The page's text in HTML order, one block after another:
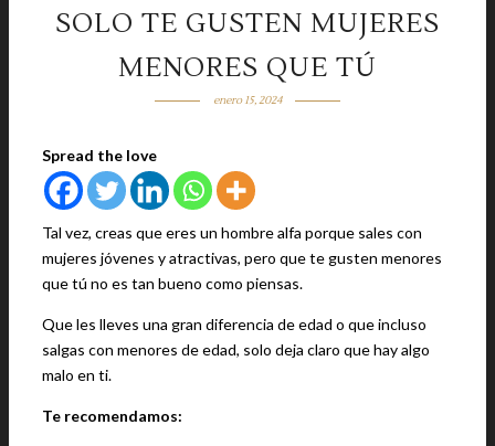
SOLO TE GUSTEN MUJERES
MENORES QUE TÚ
enero 15, 2024
Spread the love
Tal vez, creas que eres un hombre alfa porque sales con
mujeres jóvenes y atractivas, pero que te gusten menores
que tú no es tan bueno como piensas.
Que les lleves una gran diferencia de edad o que incluso
salgas con menores de edad, solo deja claro que hay algo
malo en ti.
Te recomendamos: